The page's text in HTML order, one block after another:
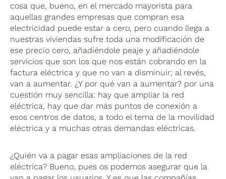
cosa que, bueno, en el mercado mayorista para
aquellas grandes empresas que compran esa
electricidad puede estar a cero, pero cuando llega a
nuestras viviendas sufre toda una modificación de
ese precio cero, añadiéndole peaje y añadiéndole
servicios que son los que nos están cobrando en la
factura eléctrica y que no van a disminuir; al revés,
van a aumentar. ¿Y por qué van a aumentar? por una
cuestión muy sencilla: hay que ampliar la red
eléctrica, hay que dar más puntos de conexión a
esos centros de datos, a todo el tema de la movilidad
eléctrica y a muchas otras demandas eléctricas.
¿Quién va a pagar esas ampliaciones de la red
eléctrica? Bueno, pues os podemos asegurar que la